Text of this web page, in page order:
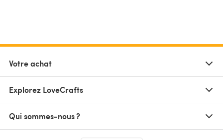
Votre achat
Explorez LoveCrafts
Qui sommes-nous ?